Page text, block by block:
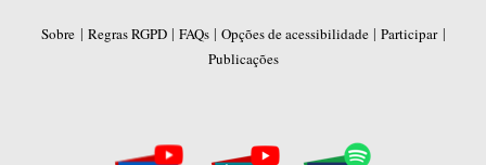
Sobre | Regras RGPD| FAQs| Opções de acessibilidade| Participar|
Publicações